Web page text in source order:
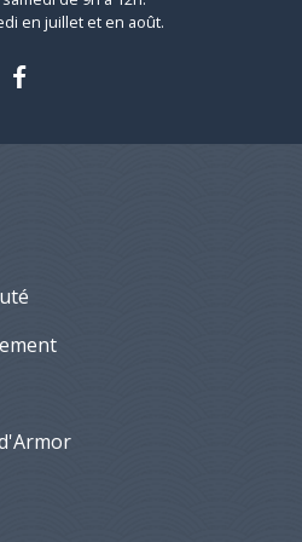
en juillet et en août.